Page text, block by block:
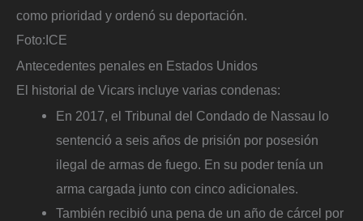
como prioridad y ordenó su deportación.
Foto:ICE
Antecedentes penales en Estados Unidos
El historial de Vicars incluye varias condenas:
En 2017, el Tribunal del Condado de Nassau lo
sentenció a seis años de prisión por posesión
ilegal de armas de fuego. En su poder tenía un
arma cargada junto con cinco adicionales.
También recibió una pena de un año de cárcel por